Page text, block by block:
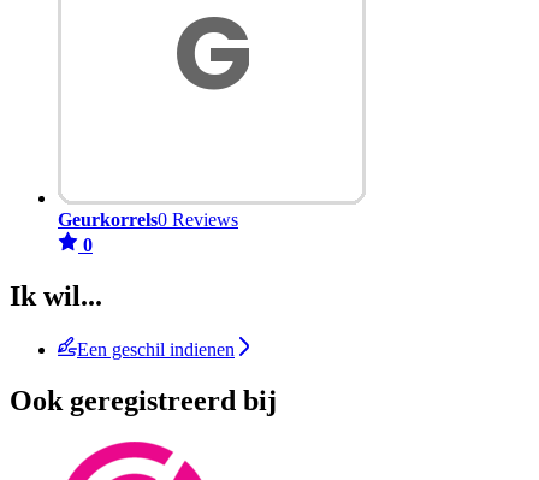
Geurkorrels0 Reviews
0
Ik wil...
Een geschil indienen
Ook geregistreerd bij